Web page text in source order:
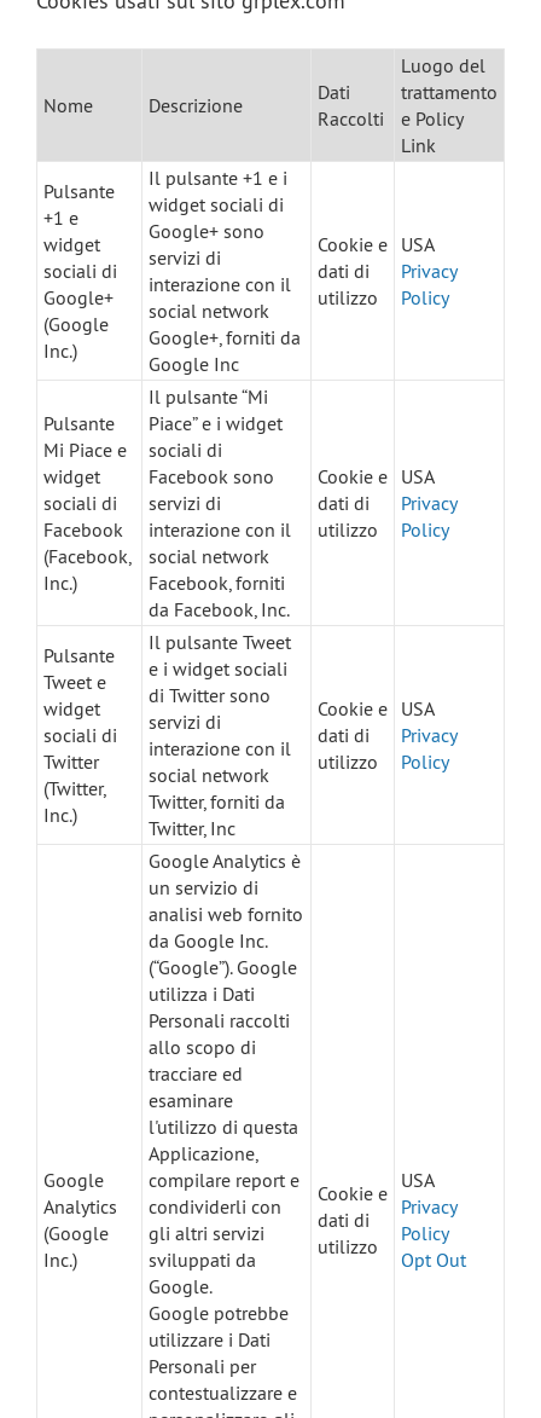
Nome Descrizione
Dati
Raccolti
Luogo del
trattamento
e Policy
Link
Pulsante
+1 e
widget
sociali di
Google+
(Google
Inc.)
Il pulsante +1 e i
widget sociali di
Google+ sono
servizi di
interazione con il
social network
Google+, forniti da
Google Inc
Cookie e
dati di
utilizzo
USA
Privacy
Policy
Pulsante
Mi Piace e
widget
sociali di
Facebook
(Facebook,
Inc.)
Il pulsante “Mi
Piace” e i widget
sociali di
Facebook sono
servizi di
interazione con il
social network
Facebook, forniti
da Facebook, Inc.
Cookie e
dati di
utilizzo
USA
Privacy
Policy
Pulsante
Tweet e
widget
sociali di
Twitter
(Twitter,
Inc.)
Il pulsante Tweet
e i widget sociali
di Twitter sono
servizi di
interazione con il
social network
Twitter, forniti da
Twitter, Inc
Cookie e
dati di
utilizzo
USA
Privacy
Policy
Google
Analytics
(Google
Inc.)
Google Analytics è
un servizio di
analisi web fornito
da Google Inc.
(“Google”). Google
utilizza i Dati
Personali raccolti
allo scopo di
tracciare ed
esaminare
l'utilizzo di questa
Applicazione,
compilare report e
condividerli con
gli altri servizi
sviluppati da
Google.
Google potrebbe
utilizzare i Dati
Personali per
contestualizzare e
Cookie e
dati di
utilizzo
USA
Privacy
Policy
Opt Out